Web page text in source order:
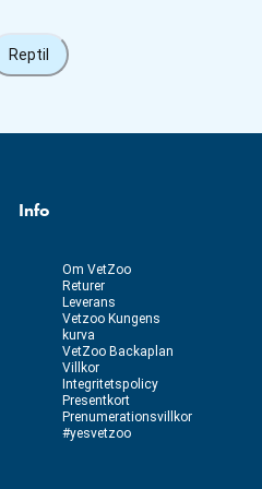
Reptil
Info
Om VetZoo
Returer
Leverans
Vetzoo Kungens
kurva
VetZoo Backaplan
Villkor
Integritetspolicy
Presentkort
Prenumerationsvillkor
#yesvetzoo